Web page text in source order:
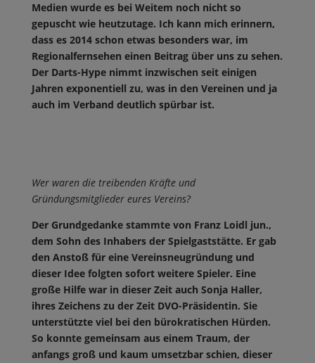
Medien wurde es bei Weitem noch nicht so
gepuscht wie heutzutage. Ich kann mich erinnern,
dass es 2014 schon etwas besonders war, im
Regionalfernsehen einen Beitrag über uns zu sehen.
Der Darts-Hype nimmt inzwischen seit einigen
Jahren exponentiell zu, was in den Vereinen und ja
auch im Verband deutlich spürbar ist.
Wer waren die treibenden Kräfte und
Gründungsmitglieder eures Vereins?
Der Grundgedanke stammte von Franz Loidl jun.,
dem Sohn des Inhabers der Spielgaststätte. Er gab
den Anstoß für eine Vereinsneugründung und
dieser Idee folgten sofort weitere Spieler. Eine
große Hilfe war in dieser Zeit auch Sonja Haller,
ihres Zeichens zu der Zeit DVO-Präsidentin. Sie
unterstützte viel bei den bürokratischen Hürden.
So konnte gemeinsam aus einem Traum, der
anfangs groß und kaum umsetzbar schien, dieser